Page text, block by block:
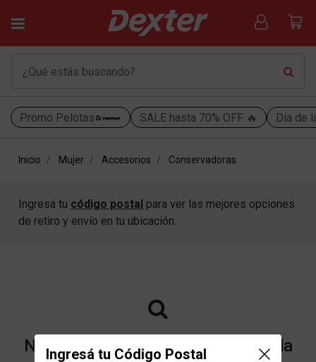
Promo Pelotas SALE hasta 70% OFF 🔥 Día de
Ingresá tu Código Postal
Inicio Mujer Accesorios Conservadoras
Ingresá tu código postal para ver las mejores opciones
de retiro y envío en tu ubicación.
No encontramos resultados para la